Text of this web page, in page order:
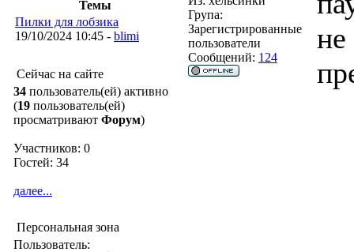
Темы
Пилки для лобзика
19/10/2024 10:45 - blimi
Сейчас на сайте
34 пользователь(ей) активно
(19 пользователь(ей)
просматривают Форум)
Участников: 0
Гостей: 34
далее...
Персональная зона
Пользователь:
Група:
Зарегистрированные
пользователи
Сообщений: 124
не